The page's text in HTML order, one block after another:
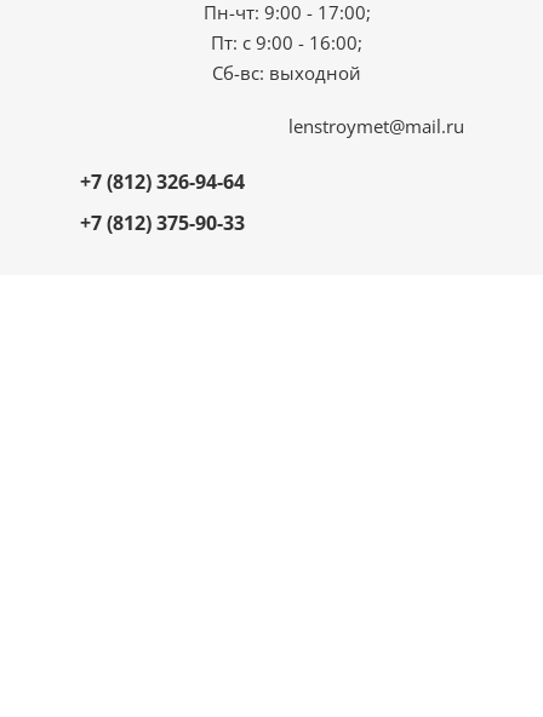
Пн-чт: 9:00 - 17:00;
Пт: с 9:00 - 16:00;
Сб-вс: выходной
+7 (812) 326-94-64
+7 (812) 375-90-33
lenstroymet@mail.ru